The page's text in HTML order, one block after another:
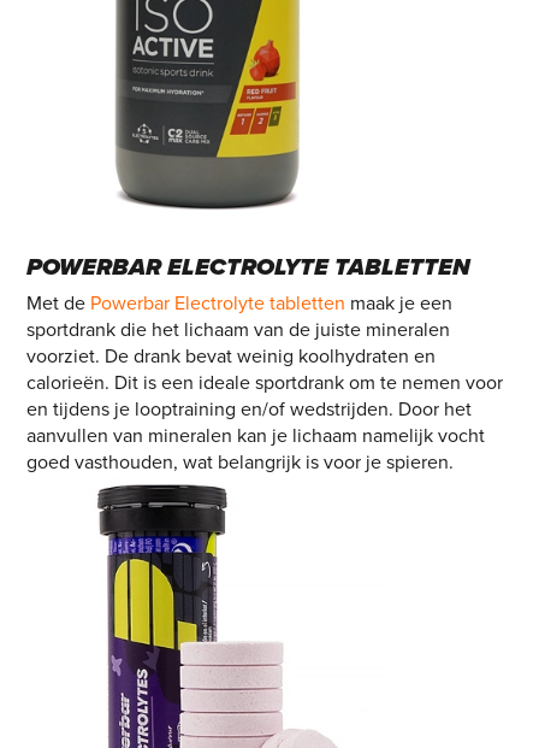
POWERBAR ELECTROLYTE TABLETTEN
Met de Powerbar Electrolyte tabletten maak je een
sportdrank die het lichaam van de juiste mineralen
voorziet. De drank bevat weinig koolhydraten en
calorieën. Dit is een ideale sportdrank om te nemen voor
en tijdens je looptraining en/of wedstrijden. Door het
aanvullen van mineralen kan je lichaam namelijk vocht
goed vasthouden, wat belangrijk is voor je spieren.